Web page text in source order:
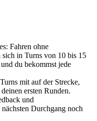
Fahren ohne
in Turns von 10 bis 15
du bekommst jede
mit auf der Strecke,
ersten Runden.
und
Durchgang noch